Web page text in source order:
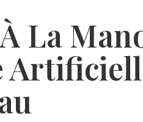
La